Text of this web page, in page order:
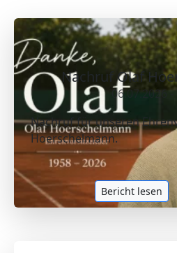
Nachruf Olaf
06.07.2026
Nachruf für unseren
Hoerschelmann.
Bericht lesen